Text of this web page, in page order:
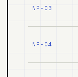
NP-03
NP-04